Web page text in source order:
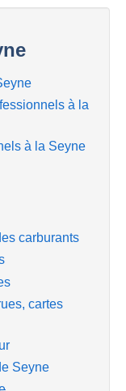
à la
à la Seyne
carburants
cartes
Seyne